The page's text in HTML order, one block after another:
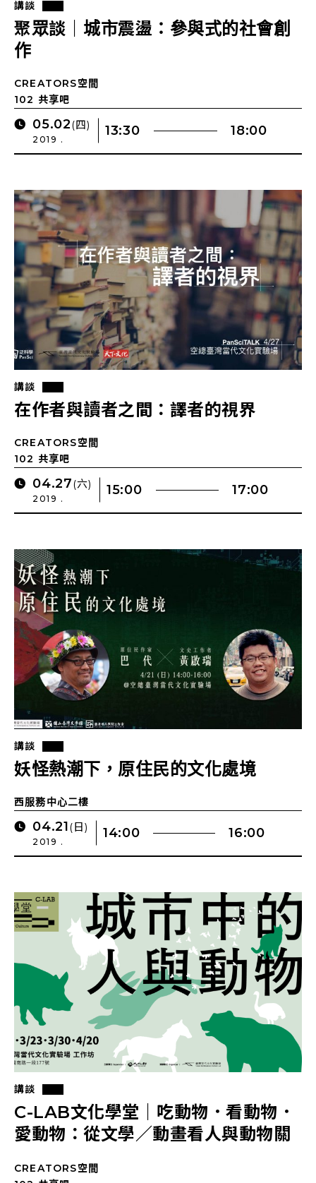
講談
聚眾談｜城市震盪：參與式的社會創
作
CREATORS空間
102 共享吧
05.02(四)
2019 .
13:30 18:00
講談
在作者與讀者之間：譯者的視界
CREATORS空間
102 共享吧
04.27(六)
2019 .
15:00 17:00
講談
妖怪熱潮下，原住民的文化處境
西服務中心二樓
04.21(日)
2019 .
14:00 16:00
講談
C-LAB文化學堂｜吃動物．看動物．
愛動物：從文學／動畫看人與動物關
CREATORS空間